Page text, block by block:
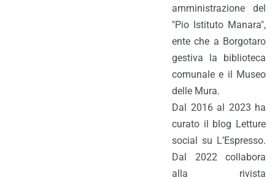
amministrazione del
"Pio Istituto Manara",
ente che a Borgotaro
gestiva la biblioteca
comunale e il Museo
delle Mura.
Dal 2016 al 2023 ha
curato il blog Letture
social su L’Espresso.
Dal 2022 collabora
alla rivista